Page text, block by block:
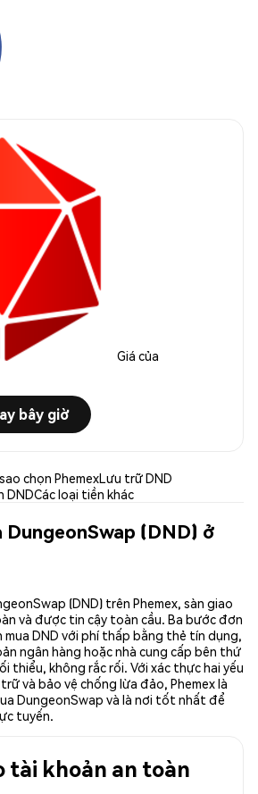
Giá của
bây giờ
chọn PhemexLưu trữ DND
DNDCác loại tiền khác
DungeonSwap (DND) ở
(DND) trên Phemex, sàn giao
và được tin cậy toàn cầu. Ba bước đơn
mua DND với phí thấp bằng thẻ tín dụng,
ngân hàng hoặc nhà cung cấp bên thứ
thiểu, không rắc rối. Với xác thực hai yếu
và bảo vệ chống lừa đảo, Phemex là
DungeonSwap và là nơi tốt nhất để
tuyến.
tài khoản an toàn